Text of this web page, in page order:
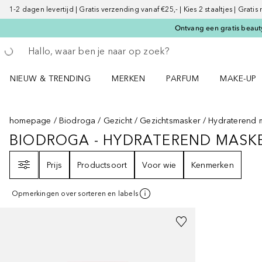
1-2 dagen levertijd | Gratis verzending vanaf €25,- | Kies 2 staaltjes | Gratis
Ontvang een gratis
Ga terug
Zoekopdracht uitvoeren
NIEUW & TRENDING
MERKEN
PARFUM
MAKE-UP
homepage Biodroga Gezicht Gezichtsmasker Hydraterend
BIODROGA - HYDRATEREND
BIODROGA - HYDRATEREND
Prijs
Productsoort Voor wie Kenmerken
Opmerkingen over sorteren en labels